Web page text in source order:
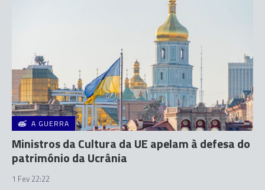
A GUERRA
Ministros da Cultura da UE apelam à defesa do
património da Ucrânia
1 Fev 22:22